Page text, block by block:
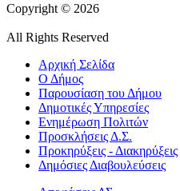
Copyright © 2026
All Rights Reserved
Αρχική Σελίδα
Ο Δήμος
Παρουσίαση του Δήμου
Δημοτικές Υπηρεσίες
Ενημέρωση Πολιτών
Προσκλήσεις Δ.Σ.
Προκηρύξεις - Διακηρύξεις
Δημόσιες Διαβουλεύσεις